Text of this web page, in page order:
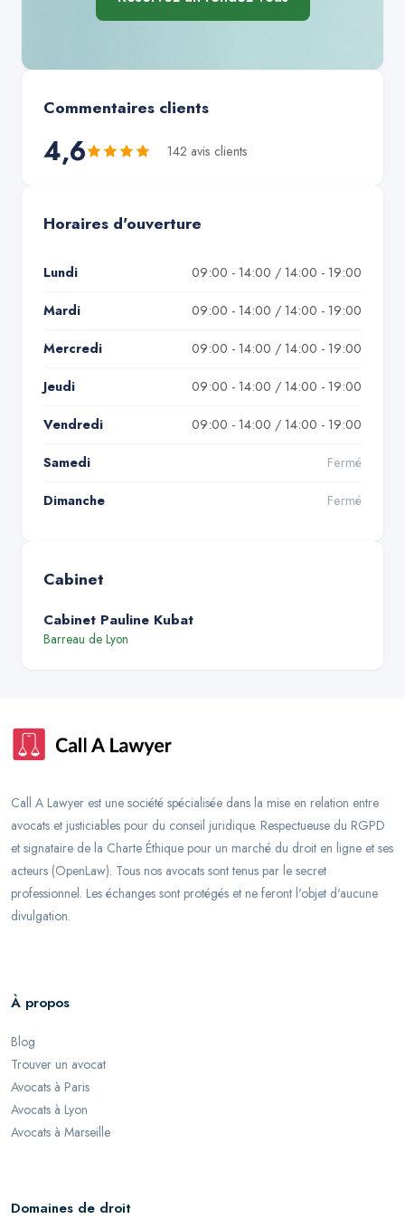
Commentaires clients
4,6 142 avis clients
Horaires d'ouverture
Lundi 09:00 - 14:00 / 14:00 - 19:00
Mardi 09:00 - 14:00 / 14:00 - 19:00
Mercredi 09:00 - 14:00 / 14:00 - 19:00
Jeudi 09:00 - 14:00 / 14:00 - 19:00
Vendredi 09:00 - 14:00 / 14:00 - 19:00
Samedi Fermé
Dimanche Fermé
Cabinet
Cabinet Pauline Kubat
Barreau de Lyon
Call A Lawyer est une société spécialisée dans la mise en relation entre
avocats et justiciables pour du conseil juridique. Respectueuse du RGPD
et signataire de la Charte Éthique pour un marché du droit en ligne et ses
acteurs (OpenLaw). Tous nos avocats sont tenus par le secret
professionnel. Les échanges sont protégés et ne feront l'objet d'aucune
divulgation.
À propos
Blog
Trouver un avocat
Avocats à Paris
Avocats à Lyon
Avocats à Marseille
Domaines de droit